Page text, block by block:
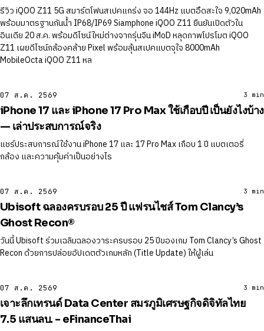
รีวิว iQOO Z11 5G สมาร์ตโฟนสเปคแกร่ง จอ 144Hz แบตอึดสะใจ 9,020mAh
พร้อมมาตรฐานกันน้ำ IP68/IP69 Siamphone iQOO Z11 ยืนยันเปิดตัวใน
อินเดีย 20 ส.ค. พร้อมดีไซน์ใหม่ต่างจากรุ่นจีน iMoD หลุดภาพโปรโมต iQOO
Z11 เผยดีไซน์กล้องคล้าย Pixel พร้อมลุ้นสเปคแบตจุใจ 8000mAh
MobileOcta iQOO Z11 หล
07 ส.ค. 2569
iPhone 17 และ iPhone 17 Pro Max ใช้เกือบปี เป็นยังไงบ้าง
— เล่าประสบการณ์จริง
แชร์ประสบการณ์ใช้งาน iPhone 17 และ 17 Pro Max เกือบ 1 ปี แบตเตอรี่
กล้อง และความคุ้มค่าเป็นอย่างไร
3 min
07 ส.ค. 2569
Ubisoft ฉลองครบรอบ 25 ปี แฟรนไชส์ Tom Clancy’s
Ghost Recon®
วันนี้ Ubisoft ร่วมเฉลิมฉลองวาระครบรอบ 25 ปีของเกม Tom Clancy’s Ghost
Recon ด้วยการปล่อยอัปเดตตัวเกมหลัก (Title Update) ให้ผู้เล่น
3 min
07 ส.ค. 2569
เจาะลึกเทรนด์ Data Center สมรภูมิเศรษฐกิจดิจิทัลไทย
7.5 แสนลบ. - eFinanceThai
3 min